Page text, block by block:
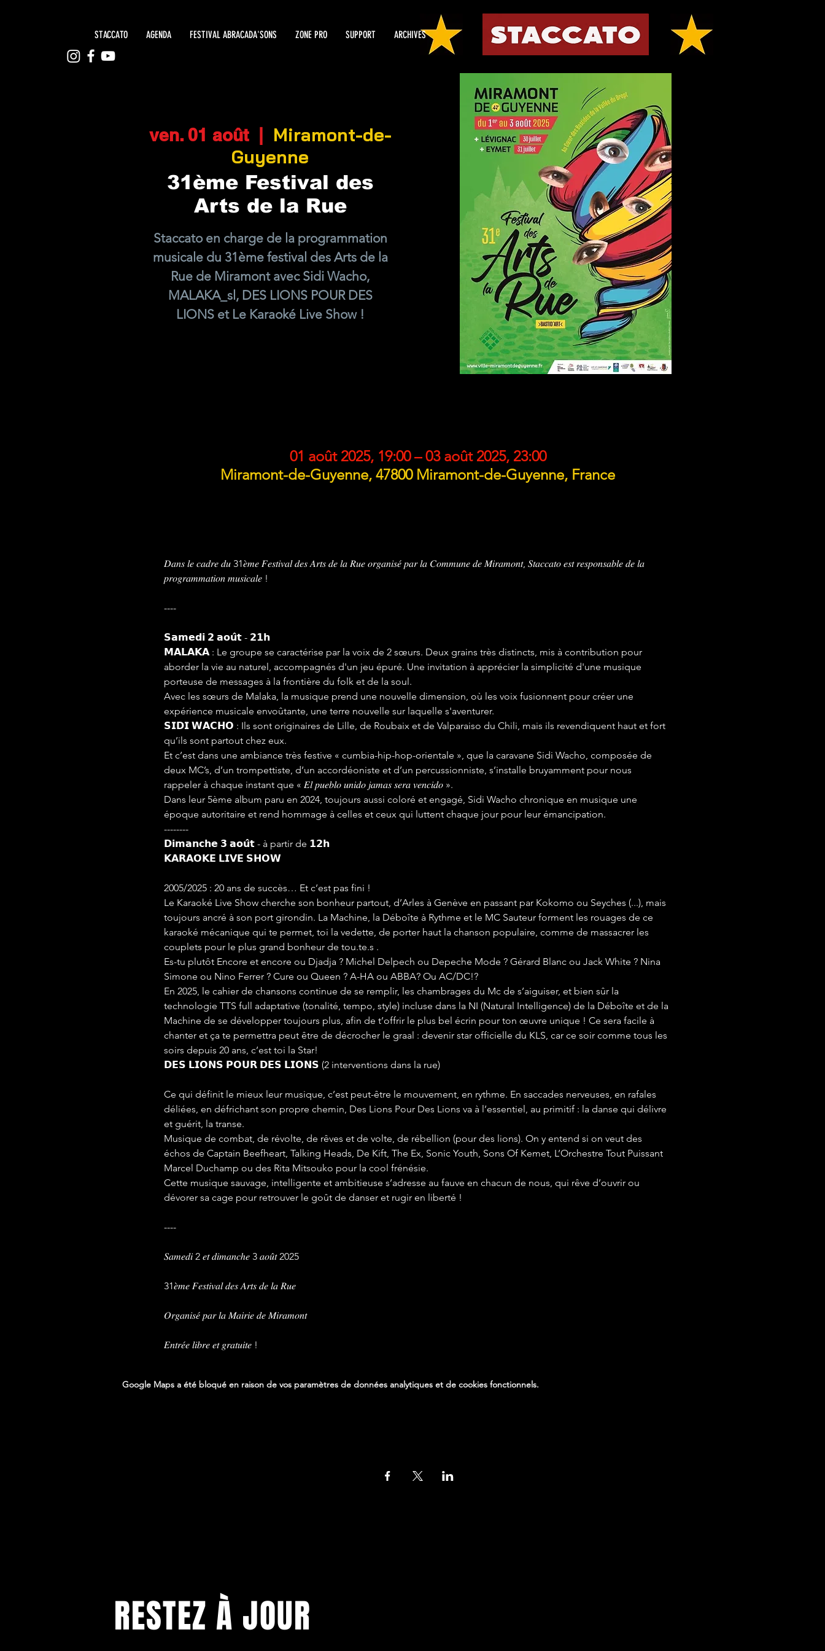
STACCATO AGENDA FESTIVAL ABRACADA'SONS ZONE PRO SUPPORT ARCHIVES
ven. 01 août
  |
Miramont-de-
Guyenne
31ème Festival des
Arts de la Rue
Staccato en charge de la programmation
musicale du 31ème festival des Arts de la
Rue de Miramont avec Sidi Wacho,
MALAKA_sl, DES LIONS POUR DES
LIONS et Le Karaoké Live Show !
01 août 2025, 19:00 – 03 août 2025, 23:00
Miramont-de-Guyenne, 47800 Miramont-de-Guyenne, France
𝐷𝑎𝑛𝑠 𝑙𝑒 𝑐𝑎𝑑𝑟𝑒 𝑑𝑢 31𝑒̀𝑚𝑒 𝐹𝑒𝑠𝑡𝑖𝑣𝑎𝑙 𝑑𝑒𝑠 𝐴𝑟𝑡𝑠 𝑑𝑒 𝑙𝑎 𝑅𝑢𝑒 𝑜𝑟𝑔𝑎𝑛𝑖𝑠𝑒́ 𝑝𝑎𝑟 𝑙𝑎 𝐶𝑜𝑚𝑚𝑢𝑛𝑒 𝑑𝑒 𝑀𝑖𝑟𝑎𝑚𝑜𝑛𝑡, 𝑆𝑡𝑎𝑐𝑐𝑎𝑡𝑜 𝑒𝑠𝑡 𝑟𝑒𝑠𝑝𝑜𝑛𝑠𝑎𝑏𝑙𝑒 𝑑𝑒 𝑙𝑎
𝑝𝑟𝑜𝑔𝑟𝑎𝑚𝑚𝑎𝑡𝑖𝑜𝑛 𝑚𝑢𝑠𝑖𝑐𝑎𝑙𝑒 !
----
𝗦𝗮𝗺𝗲𝗱𝗶 𝟮 𝗮𝗼𝘂̂𝘁 - 𝟮𝟭𝗵
𝗠𝗔𝗟𝗔𝗞𝗔 : Le groupe se caractérise par la voix de 2 sœurs. Deux grains très distincts, mis à contribution pour
aborder la vie au naturel, accompagnés d'un jeu épuré. Une invitation à apprécier la simplicité d'une musique
porteuse de messages à la frontière du folk et de la soul.
Avec les sœurs de Malaka, la musique prend une nouvelle dimension, où les voix fusionnent pour créer une
expérience musicale envoûtante, une terre nouvelle sur laquelle s'aventurer.
𝗦𝗜𝗗𝗜 𝗪𝗔𝗖𝗛𝗢 : Ils sont originaires de Lille, de Roubaix et de Valparaiso du Chili, mais ils revendiquent haut et fort
qu’ils sont partout chez eux.
Et c’est dans une ambiance très festive « cumbia-hip-hop-orientale », que la caravane Sidi Wacho, composée de
deux MC’s, d’un trompettiste, d’un accordéoniste et d’un percussionniste, s’installe bruyamment pour nous
rappeler à chaque instant que « 𝐸𝑙 𝑝𝑢𝑒𝑏𝑙𝑜 𝑢𝑛𝑖𝑑𝑜 𝑗𝑎𝑚𝑎𝑠 𝑠𝑒𝑟𝑎 𝑣𝑒𝑛𝑐𝑖𝑑𝑜 ».
Dans leur 5ème album paru en 2024, toujours aussi coloré et engagé, Sidi Wacho chronique en musique une
époque autoritaire et rend hommage à celles et ceux qui luttent chaque jour pour leur émancipation.
--------
𝗗𝗶𝗺𝗮𝗻𝗰𝗵𝗲 𝟯 𝗮𝗼𝘂̂𝘁 - à partir de 𝟭𝟮𝗵
𝗞𝗔𝗥𝗔𝗢𝗞𝗘 𝗟𝗜𝗩𝗘 𝗦𝗛𝗢𝗪
2005/2025 : 20 ans de succès… Et c’est pas fini !
Le Karaoké Live Show cherche son bonheur partout, d’Arles à Genève en passant par Kokomo ou Seyches (...), mais
toujours ancré à son port girondin. La Machine, la Déboîte à Rythme et le MC Sauteur forment les rouages de ce
karaoké mécanique qui te permet, toi la vedette, de porter haut la chanson populaire, comme de massacrer les
couplets pour le plus grand bonheur de tou.te.s .
Es-tu plutôt Encore et encore ou Djadja ? Michel Delpech ou Depeche Mode ? Gérard Blanc ou Jack White ? Nina
Simone ou Nino Ferrer ? Cure ou Queen ? A-HA ou ABBA? Ou AC/DC!?
En 2025, le cahier de chansons continue de se remplir, les chambrages du Mc de s’aiguiser, et bien sûr la
technologie TTS full adaptative (tonalité, tempo, style) incluse dans la NI (Natural Intelligence) de la Déboîte et de la
Machine de se développer toujours plus, afin de t’offrir le plus bel écrin pour ton œuvre unique ! Ce sera facile à
chanter et ça te permettra peut être de décrocher le graal : devenir star officielle du KLS, car ce soir comme tous les
soirs depuis 20 ans, c’est toi la Star!
𝗗𝗘𝗦 𝗟𝗜𝗢𝗡𝗦 𝗣𝗢𝗨𝗥 𝗗𝗘𝗦 𝗟𝗜𝗢𝗡𝗦 (2 interventions dans la rue)
Ce qui définit le mieux leur musique, c’est peut-être le mouvement, en rythme. En saccades nerveuses, en rafales
déliées, en défrichant son propre chemin, Des Lions Pour Des Lions va à l’essentiel, au primitif : la danse qui délivre
et guérit, la transe.
Musique de combat, de révolte, de rêves et de volte, de rébellion (pour des lions). On y entend si on veut des
échos de Captain Beefheart, Talking Heads, De Kift, The Ex, Sonic Youth, Sons Of Kemet, L’Orchestre Tout Puissant
Marcel Duchamp ou des Rita Mitsouko pour la cool frénésie.
Cette musique sauvage, intelligente et ambitieuse s’adresse au fauve en chacun de nous, qui rêve d’ouvrir ou
dévorer sa cage pour retrouver le goût de danser et rugir en liberté !
----
𝑆𝑎𝑚𝑒𝑑𝑖 2 𝑒𝑡 𝑑𝑖𝑚𝑎𝑛𝑐ℎ𝑒 3 𝑎𝑜𝑢̂𝑡 2025
31𝑒̀𝑚𝑒 𝐹𝑒𝑠𝑡𝑖𝑣𝑎𝑙 𝑑𝑒𝑠 𝐴𝑟𝑡𝑠 𝑑𝑒 𝑙𝑎 𝑅𝑢𝑒
𝑂𝑟𝑔𝑎𝑛𝑖𝑠𝑒́ 𝑝𝑎𝑟 𝑙𝑎 𝑀𝑎𝑖𝑟𝑖𝑒 𝑑𝑒 𝑀𝑖𝑟𝑎𝑚𝑜𝑛𝑡
𝐸𝑛𝑡𝑟𝑒́𝑒 𝑙𝑖𝑏𝑟𝑒 𝑒𝑡 𝑔𝑟𝑎𝑡𝑢𝑖𝑡𝑒 !
Google Maps a été bloqué en raison de vos paramètres de données analytiques et de cookies fonctionnels.
RESTEZ À JOUR